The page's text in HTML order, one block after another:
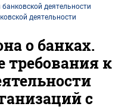
деятельности
деятельности
о банках.
к
с